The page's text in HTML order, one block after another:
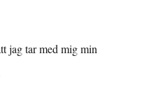
jag tar med mig min